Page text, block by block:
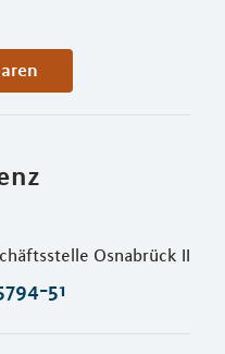
Osnabrück II
51